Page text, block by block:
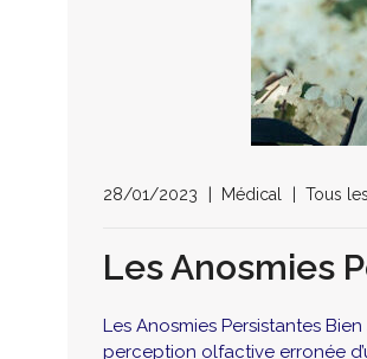
28/01/2023 Médical Tous
Les Anosmies
Les Anosmies Persistantes
perception olfactive erronée